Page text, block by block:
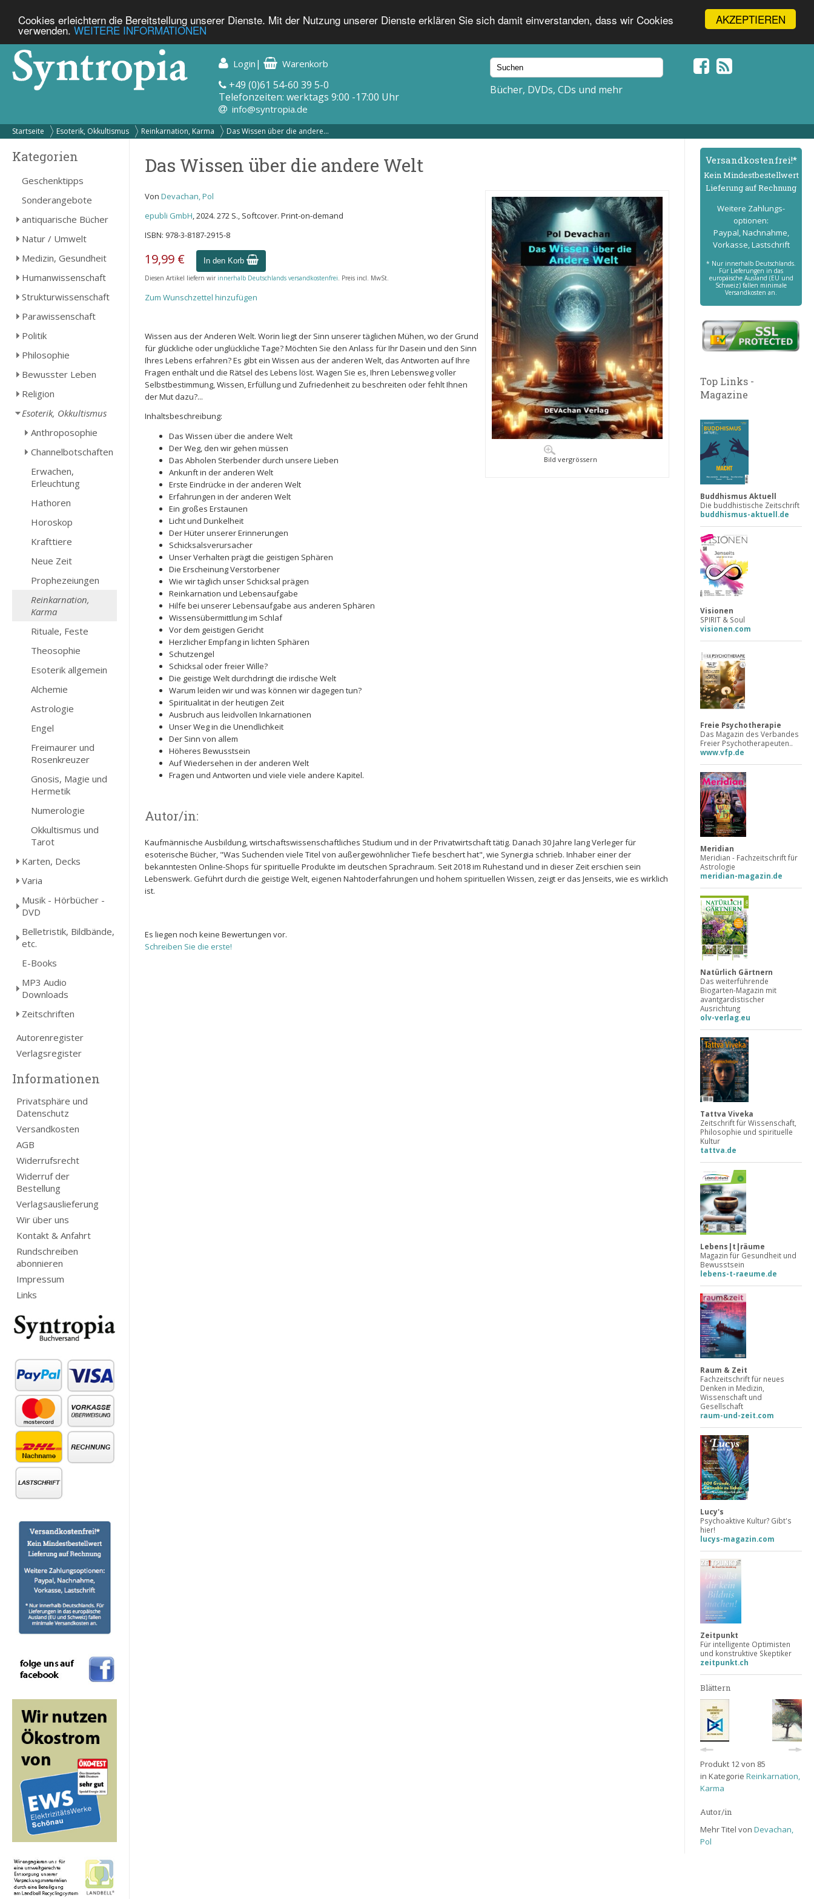
AKZEPTIEREN
Cookies erleichtern die Bereitstellung unserer Dienste. Mit der Nutzung unserer Dienste erklären Sie sich damit einverstanden, dass wir Cookies
verwenden. WEITERE INFORMATIONEN
Login | Warenkorb
+49 (0)61 54-60 39 5-0
Telefonzeiten: werktags 9:00 -17:00 Uhr
info@syntropia.de
Bücher, DVDs, CDs und mehr
Startseite Esoterik, Okkultismus Reinkarnation, Karma Das Wissen über die andere...
Kategorien
Geschenktipps
Sonderangebote
antiquarische Bücher
Natur / Umwelt
Medizin, Gesundheit
Humanwissenschaft
Strukturwissenschaft
Parawissenschaft
Politik
Philosophie
Bewusster Leben
Religion
Esoterik, Okkultismus
Anthroposophie
Channelbotschaften
Erwachen,
Erleuchtung
Hathoren
Horoskop
Krafttiere
Neue Zeit
Prophezeiungen
Reinkarnation,
Karma
Rituale, Feste
Theosophie
Esoterik allgemein
Alchemie
Astrologie
Engel
Freimaurer und
Rosenkreuzer
Gnosis, Magie und
Hermetik
Numerologie
Okkultismus und
Tarot
Karten, Decks
Varia
Musik - Hörbücher -
DVD
Belletristik, Bildbände,
etc.
E-Books
MP3 Audio
Downloads
Zeitschriften
Autorenregister
Verlagsregister
Informationen
Privatsphäre und
Datenschutz
Versandkosten
AGB
Widerrufsrecht
Widerruf der
Bestellung
Verlagsauslieferung
Wir über uns
Kontakt & Anfahrt
Rundschreiben
abonnieren
Impressum
Links
Das Wissen über die andere Welt
Bild vergrössern
Von Devachan, Pol
epubli GmbH, 2024. 272 S., Softcover. Print-on-demand
ISBN: 978-3-8187-2915-8
19,99 € In den Korb
Diesen Artikel liefern wir innerhalb Deutschlands versandkostenfrei. Preis incl. MwSt.
Zum Wunschzettel hinzufügen
Wissen aus der Anderen Welt. Worin liegt der Sinn unserer täglichen Mühen, wo der Grund
für glückliche oder unglückliche Tage? Möchten Sie den Anlass für Ihr Dasein und den Sinn
Ihres Lebens erfahren? Es gibt ein Wissen aus der anderen Welt, das Antworten auf Ihre
Fragen enthält und die Rätsel des Lebens löst. Wagen Sie es, Ihren Lebensweg voller
Selbstbestimmung, Wissen, Erfüllung und Zufriedenheit zu beschreiten oder fehlt Ihnen
der Mut dazu?...
Inhaltsbeschreibung:
Das Wissen über die andere Welt
Der Weg, den wir gehen müssen
Das Abholen Sterbender durch unsere Lieben
Ankunft in der anderen Welt
Erste Eindrücke in der anderen Welt
Erfahrungen in der anderen Welt
Ein großes Erstaunen
Licht und Dunkelheit
Der Hüter unserer Erinnerungen
Schicksalsverursacher
Unser Verhalten prägt die geistigen Sphären
Die Erscheinung Verstorbener
Wie wir täglich unser Schicksal prägen
Reinkarnation und Lebensaufgabe
Hilfe bei unserer Lebensaufgabe aus anderen Sphären
Wissensübermittlung im Schlaf
Vor dem geistigen Gericht
Herzlicher Empfang in lichten Sphären
Schutzengel
Schicksal oder freier Wille?
Die geistige Welt durchdringt die irdische Welt
Warum leiden wir und was können wir dagegen tun?
Spiritualität in der heutigen Zeit
Ausbruch aus leidvollen Inkarnationen
Unser Weg in die Unendlichkeit
Der Sinn von allem
Höheres Bewusstsein
Auf Wiedersehen in der anderen Welt
Fragen und Antworten und viele viele andere Kapitel.
Autor/in:
Kaufmännische Ausbildung, wirtschaftswissenschaftliches Studium und in der Privatwirtschaft tätig. Danach 30 Jahre lang Verleger für
esoterische Bücher, "Was Suchenden viele Titel von außergewöhnlicher Tiefe beschert hat", wie Synergia schrieb. Inhaber einer der
bekanntesten Online-Shops für spirituelle Produkte im deutschen Sprachraum. Seit 2018 im Ruhestand und in dieser Zeit erschien sein
Lebenswerk. Geführt durch die geistige Welt, eigenen Nahtoderfahrungen und hohem spirituellen Wissen, zeigt er das Jenseits, wie es wirklich
ist.
Es liegen noch keine Bewertungen vor.
Schreiben Sie die erste!
Versand­kostenfrei!*
Kein Mindest­bestell­wert
Lieferung auf Rechnung
Weitere Zahlungs­
optionen:
Paypal, Nachnahme,
Vorkasse, Lastschrift
* Nur innerhalb Deutschlands.
Für Lieferungen in das
europäische Ausland (EU und
Schweiz) fallen minimale
Versandkosten an.
Top Links -
Magazine
Buddhismus Aktuell
Die buddhistische Zeitschrift
buddhismus-aktuell.de
Visionen
SPIRIT & Soul
visionen.com
Freie Psychotherapie
Das Magazin des Verbandes
Freier Psychotherapeuten..
www.vfp.de
Meridian
Meridian - Fachzeitschrift für
Astrologie
meridian-magazin.de
Natürlich Gärtnern
Das weiterführende
Biogarten-Magazin mit
avantgardistischer
Ausrichtung
olv-verlag.eu
Tattva Viveka
Zeitschrift für Wissenschaft,
Philosophie und spirituelle
Kultur
tattva.de
Lebens|t|räume
Magazin für Gesundheit und
Bewusstsein
lebens-t-raeume.de
Raum & Zeit
Fachzeitschrift für neues
Denken in Medizin,
Wissenschaft und
Gesellschaft
raum-und-zeit.com
Lucy's
Psychoaktive Kultur? Gibt's
hier!
lucys-magazin.com
Zeitpunkt
Für intelligente Optimisten
und konstruktive Skeptiker
zeitpunkt.ch
Blättern
Produkt 12 von 85
in Kategorie Reinkarnation,
Karma
Autor/in
Mehr Titel von Devachan,
Pol